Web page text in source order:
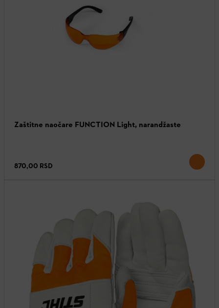
Zaštitne naočare FUNCTION Light, narandžaste
870,00 RSD